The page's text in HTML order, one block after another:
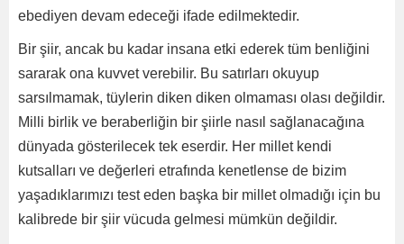
ebediyen devam edeceği ifade edilmektedir.
Bir şiir, ancak bu kadar insana etki ederek tüm benliğini
sararak ona kuvvet verebilir. Bu satırları okuyup
sarsılmamak, tüylerin diken diken olmaması olası değildir.
Milli birlik ve beraberliğin bir şiirle nasıl sağlanacağına
dünyada gösterilecek tek eserdir. Her millet kendi
kutsalları ve değerleri etrafında kenetlense de bizim
yaşadıklarımızı test eden başka bir millet olmadığı için bu
kalibrede bir şiir vücuda gelmesi mümkün değildir.